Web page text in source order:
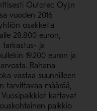
Outotec Oyj:n
vuoden 2016
osakkeita
28.800 euron,
tarkastus- ja
19.200 euron ja
Rahana
vastaa suunnilleen
tarvittavaa määrää,
Vuosipalkkiot kattavat
palkkio